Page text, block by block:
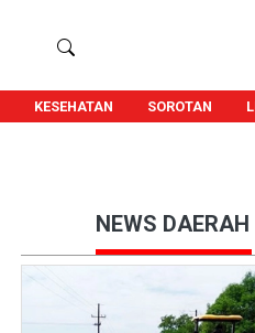
KESEHATAN SOROTAN
NEWS DAERAH